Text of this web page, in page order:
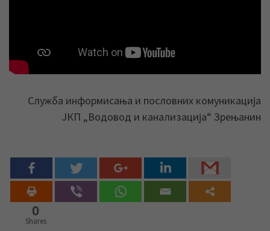
Служба информисања и пословних комуникација
ЈКП „Водовод и канализација“ Зрењанин
0
Shares